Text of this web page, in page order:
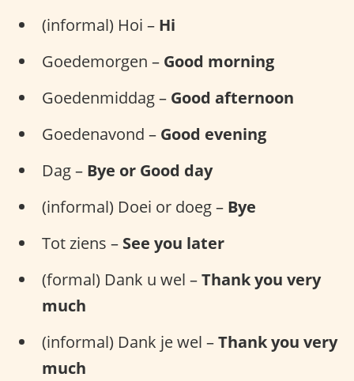
(informal) Hoi – Hi
Goedemorgen – Good morning
Goedenmiddag – Good afternoon
Goedenavond – Good evening
Dag – Bye or Good day
(informal) Doei or doeg – Bye
Tot ziens – See you later
(formal) Dank u wel –Thank you very
much
(informal) Dank je wel –Thank you very
much